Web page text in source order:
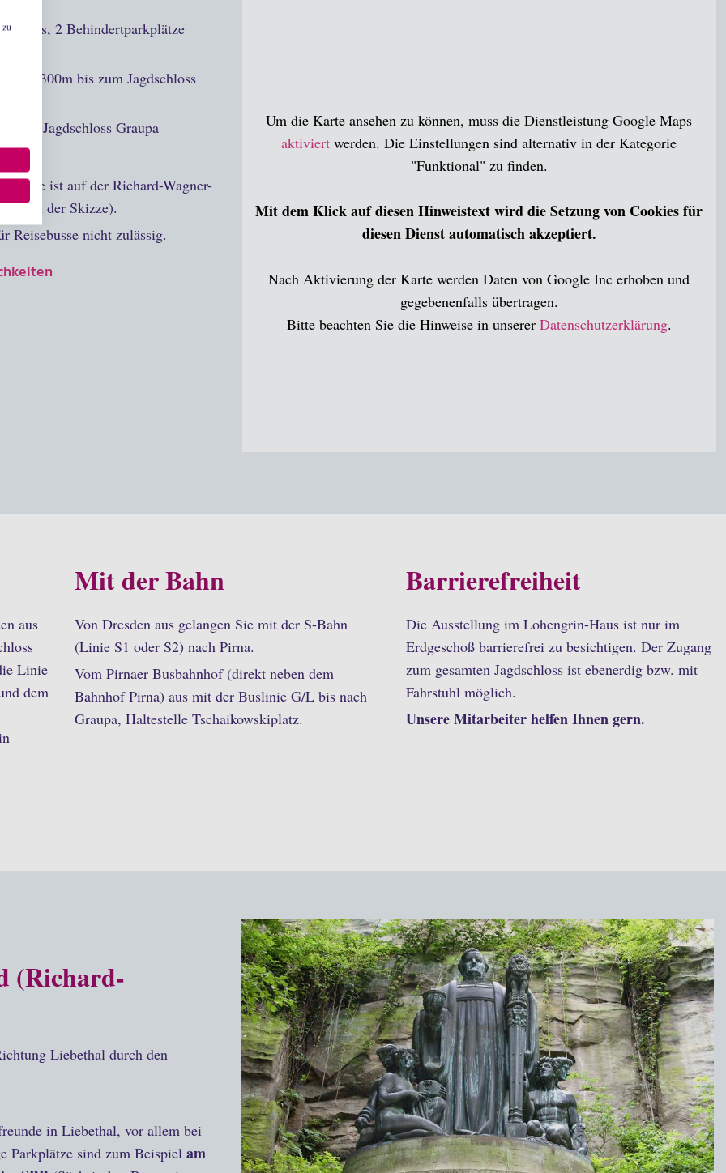
2 Behindertparkplätze
ca. 300m bis zum Jagdschloss
zum Jagdschloss Graupa
Gäste ist auf der Richard-Wagner-
(H in der Skizze).
Reisebusse nicht zulässig.
Um die Karte ansehen zu können, muss die Dienstleistung Google Maps
aktiviert werden. Die Einstellungen sind alternativ in der Kategorie
"Funktional" zu finden.
Mit dem Klick auf diesen Hinweistext wird die Setzung von Cookies für
diesen Dienst automatisch akzeptiert.
Nach Aktivierung der Karte werden Daten von Google Inc erhoben und
gegebenenfalls übertragen.
Bitte beachten Sie die Hinweise in unserer Datenschutzerklärung.
aus
Linie
dem
Mit der Bahn
Von Dresden aus gelangen Sie mit der S-Bahn
(Linie S1 oder S2) nach Pirna.
Vom Pirnaer Busbahnhof (direkt neben dem
Bahnhof Pirna) aus mit der Buslinie G/L bis nach
Graupa, Haltestelle Tschaikowskiplatz.
Barrierefreiheit
Die Ausstellung im Lohengrin-Haus ist nur im
Erdgeschoß barrierefrei zu besichtigen. Der Zugang
zum gesamten Jagdschloss ist ebenerdig bzw. mit
Fahrstuhl möglich.
Unsere Mitarbeiter helfen Ihnen gern.
(Richard-
Liebethal durch den
in Liebethal, vor allem bei
Parkplätze sind zum Beispiel am
zu